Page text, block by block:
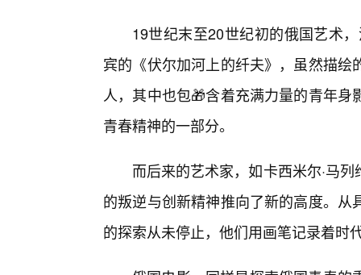
19世纪末至20世纪初的俄国艺术
宾的《伏尔加河上的纤夫》，虽然描
人，其中也包🎁含着充满力量的青年
青春精神的一部分。
而后来的艺术家，如卡西米尔·马
的叛逆与创新精神推向了新的高度。
的探索从未停止，他们用画笔记录着时